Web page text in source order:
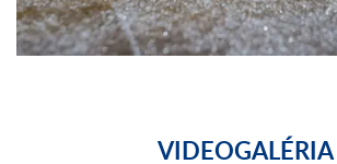
VIDEOGALÉRIA